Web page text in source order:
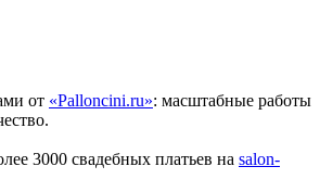
от «Palloncini.ru»: масштабные работы
3000 свадебных платьев на salon-